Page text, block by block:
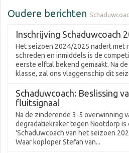
Oudere berichten
Inschrijving Schaduwcoach
Het seizoen 2024/2025 nadert met
schreden en inmiddels is de
eerste elftal bekend gemaakt. Na
klasse, zal ons vlaggenschip dit
Schaduwcoach: Beslissing
fluitsignaal
Na de zinderende 3-5 overwinning
degradatiekraker tegen Nootdorp is
'Schaduwcoach van het seizoen
Waar koploper Stefan van...